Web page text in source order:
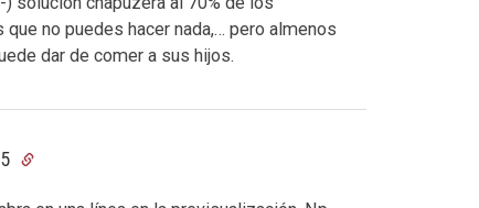
no puedes hacer nada,… pero almenos
dar de comer a sus hijos.